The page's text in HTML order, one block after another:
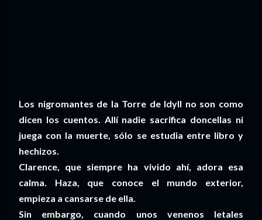
Los nigromantes de la Torre de Idyll no son como
dicen los cuentos. Allí nadie sacrifica doncellas ni
juega con la muerte, sólo se estudia entre libro y
hechizos.
Clarence, que siempre ha vivido ahí, adora esa
calma. Haza, que conoce el mundo exterior,
empieza a cansarse de ella.
Sin embargo, cuando unos venenos letales